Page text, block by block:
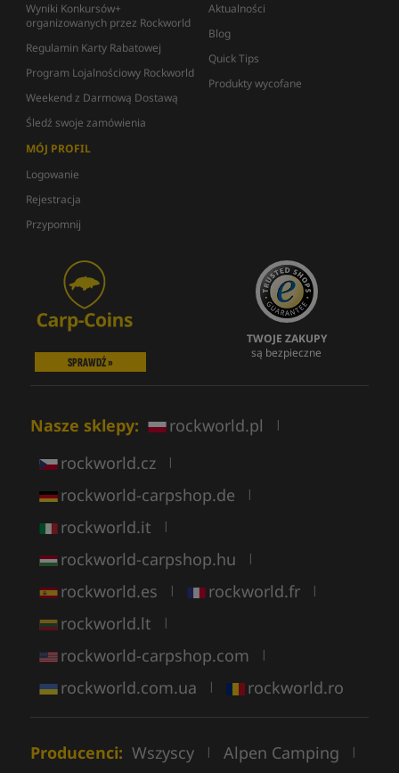
Wyniki Konkursów+
organizowanych przez Rockworld
Regulamin Karty Rabatowej
Program Lojalnościowy Rockworld
Weekend z Darmową Dostawą
Śledź swoje zamówienia
Aktualności
Blog
Quick Tips
Produkty wycofane
MÓJ PROFIL
Logowanie
Rejestracja
Przypomnij
SPRAWDŹ »
TWOJE ZAKUPY
są bezpieczne
Nasze sklepy: rockworld.pl |
rockworld.cz |
rockworld-carpshop.de |
rockworld.it |
rockworld-carpshop.hu |
rockworld.es | rockworld.fr |
rockworld.lt |
rockworld-carpshop.com |
rockworld.com.ua | rockworld.ro
Producenci: Wszyscy | Alpen Camping |